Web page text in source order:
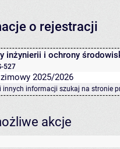
o rejestracji
inżynierii i ochrony
527
2025/2026
innych informacji szukaj na stronie
akcje